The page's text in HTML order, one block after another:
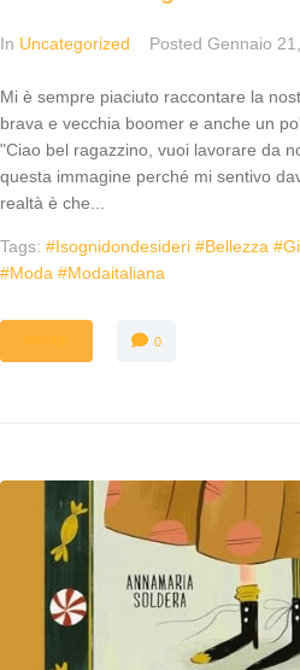
In Uncategorized Posted Gennaio
Mi è sempre piaciuto raccontare la
brava e vecchia boomer e anche un
"Ciao bel ragazzino, vuoi lavorare da
questa immagine perché mi sentivo
realtà è che...
Tags: #isognidondesideri #bellezza
#moda #modaitaliana
0